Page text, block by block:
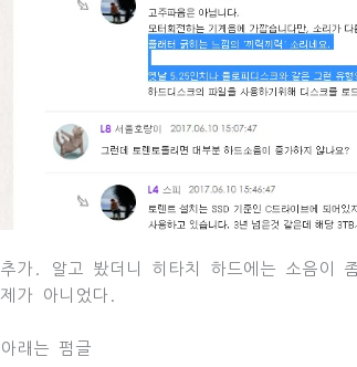
추가. 알고 봤더니 히타치 하드에는 소음이
제가 아니었다.
아래는 펌글